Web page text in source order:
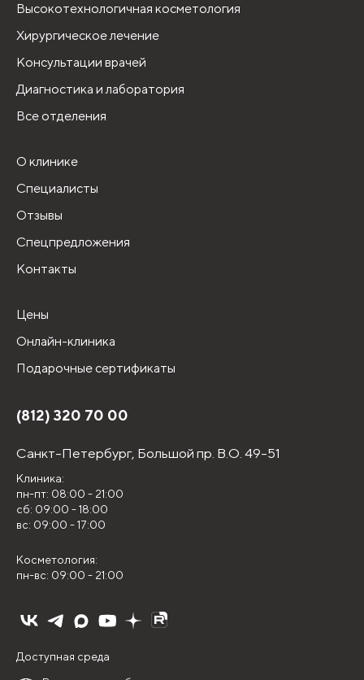
Высокотехнологичная косметология
Хирургическое лечение
Консультации врачей
Диагностика и лаборатория
Все отделения
О клинике
Специалисты
Отзывы
Спецпредложения
Контакты
Цены
Онлайн-клиника
Подарочные сертификаты
(812) 320 70 00
Санкт-Петербург, Большой пр. В.О. 49-51
Клиника:
пн-пт: 08:00 - 21:00
сб: 09:00 - 18:00
вс: 09:00 - 17:00
Косметология:
пн-вс: 09:00 - 21:00
Доступная среда